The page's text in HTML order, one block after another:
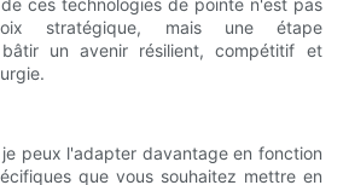
stratégique, mais une étape
un avenir résilient, compétitif et
peux l'adapter davantage en fonction
que vous souhaitez mettre en